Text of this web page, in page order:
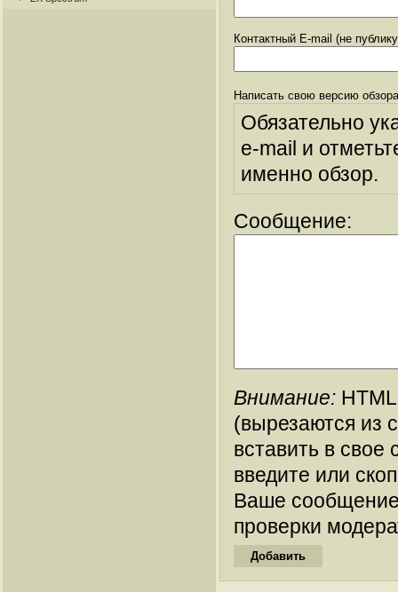
Контактный E-mail (не
Написать свою версию
Обязательно
e-mail и
именно обзор.
Сообщение:
Внимание:
(вырезаются из
вставить в
введите или
Ваше
проверки